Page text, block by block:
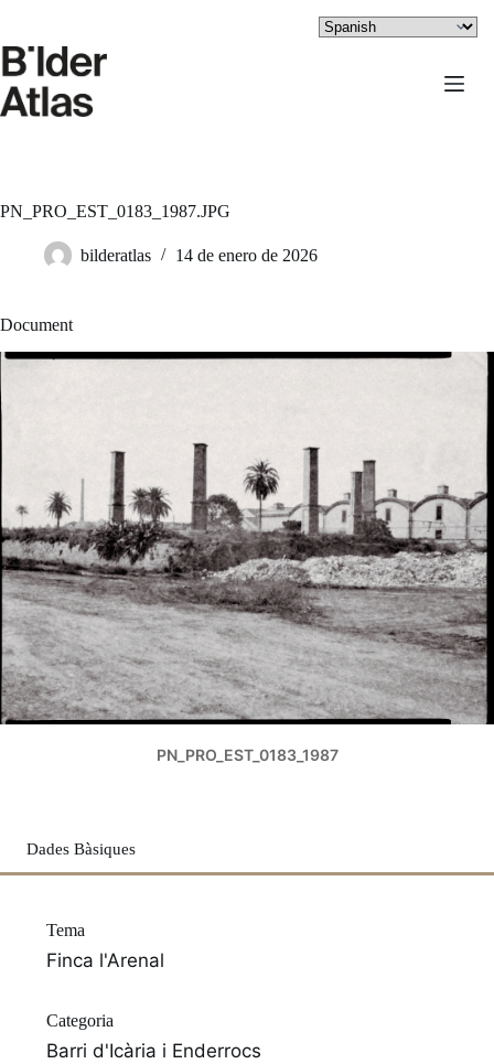
contenido
PN_PRO_EST_0183_1987.JPG
bilderatlas 14 de enero de 2026
Document
PN_PRO_EST_0183_1987
Dades Bàsiques
Tema
Finca l'Arenal
Categoria
Barri d'Icària i Enderrocs